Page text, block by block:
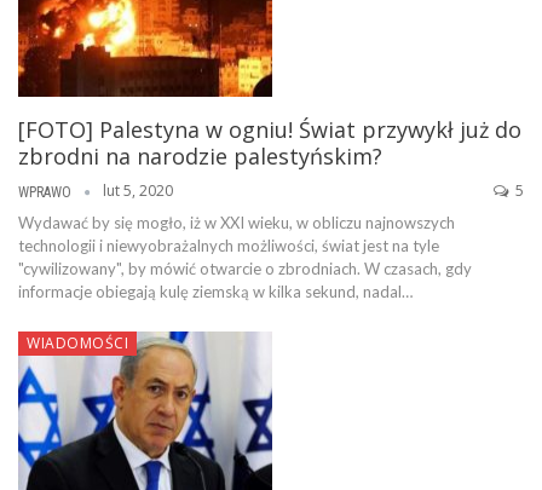
[FOTO] Palestyna w ogniu! Świat przywykł już do
zbrodni na narodzie palestyńskim?
WPRAWO lut 5, 2020 5
Wydawać by się mogło, iż w XXI wieku, w obliczu najnowszych
technologii i niewyobrażalnych możliwości, świat jest na tyle
"cywilizowany", by mówić otwarcie o zbrodniach. W czasach, gdy
informacje obiegają kulę ziemską w kilka sekund, nadal…
WIADOMOŚCI